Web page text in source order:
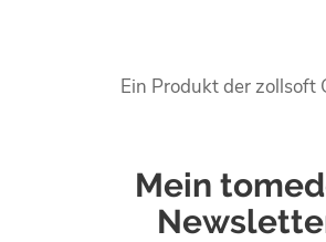
Ein Produkt der zollsoft
Mein